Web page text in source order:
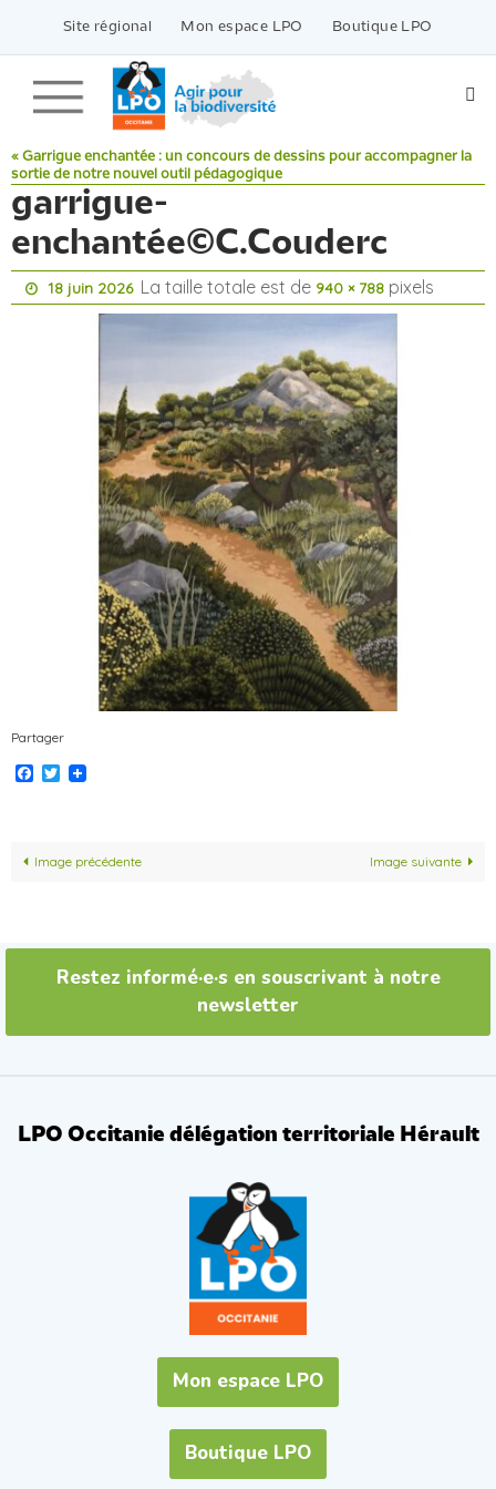
contenu
Site régional Mon espace LPO Boutique LPO
« Garrigue enchantée : un concours de dessins pour accompagner la
sortie de notre nouvel outil pédagogique
garrigue-
enchantée©C.Couderc
18 juin 2026 La taille totale est de 940 × 788 pixels
Partager
Facebook
Twitter
Image précédente Image suivante
Restez informé·e·s en souscrivant à notre
newsletter
LPO Occitanie délégation territoriale Hérault
Mon espace LPO
Boutique LPO